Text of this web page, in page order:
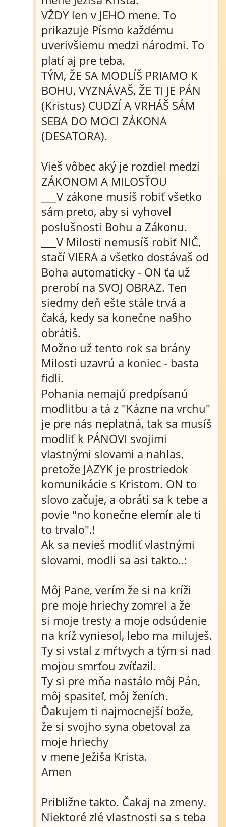
VŽDY len v JEHO mene. To
prikazuje Písmo každému
uverivšiemu medzi národmi. To
platí aj pre teba.
TÝM, ŽE SA MODLÍŠ PRIAMO K
BOHU, VYZNÁVAŠ, ŽE TI JE PÁN
(Kristus) CUDZÍ A VRHÁŠ SÁM
SEBA DO MOCI ZÁKONA
(DESATORA).
Vieš vôbec aký je rozdiel medzi
ZÁKONOM A MILOSŤOU
___V zákone musíš robiť všetko
sám preto, aby si vyhovel
poslušnosti Bohu a Zákonu.
___V Milosti nemusíš robiť NIČ,
stačí VIERA a všetko dostávaš od
Boha automaticky - ON ťa už
prerobí na SVOJ OBRAZ. Ten
siedmy deň ešte stále trvá a
čaká, kedy sa konečne na§ho
obrátiš.
Možno už tento rok sa brány
Milosti uzavrú a koniec - basta
fidli.
Pohania nemajú predpísanú
modlitbu a tá z "Kázne na vrchu"
je pre nás neplatná, tak sa musíš
modliť k PÁNOVI svojimi
vlastnými slovami a nahlas,
pretože JAZYK je prostriedok
komunikácie s Kristom. ON to
slovo začuje, a obráti sa k tebe a
povie "no konečne elemír ale ti
to trvalo".!
Ak sa nevieš modliť vlastnými
slovami, modli sa asi takto..:
Môj Pane, verím že si na kríži
pre moje hriechy zomrel a že
si moje tresty a moje odsúdenie
na kríž vyniesol, lebo ma miluješ.
Ty si vstal z mŕtvych a tým si nad
mojou smrťou zvíťazil.
Ty si pre mňa nastálo môj Pán,
môj spasiteľ, môj ženích.
Ďakujem ti najmocnejší bože,
že si svojho syna obetoval za
moje hriechy
v mene Ježiša Krista.
Amen
Približne takto. Čakaj na zmeny.
Niektoré zlé vlastnosti sa s teba